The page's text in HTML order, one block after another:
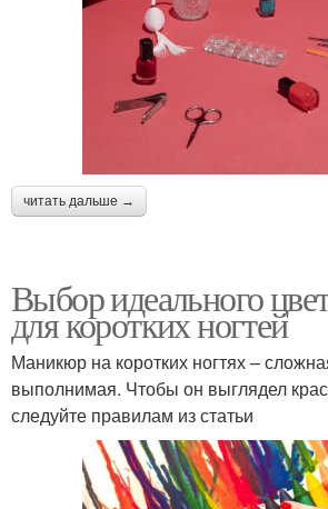
читать дальше →
Выбор идеального
для коротких ногтей
Маникюр на коротких ногтях –
выполнимая. Чтобы он выглядел
следуйте правилам из статьи